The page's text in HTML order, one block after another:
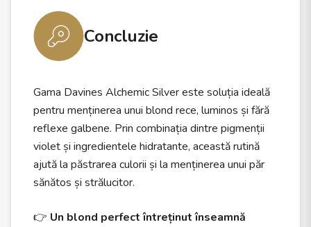
Concluzie
Gama Davines Alchemic Silver este soluția ideală
pentru menținerea unui blond rece, luminos și fără
reflexe galbene. Prin combinația dintre pigmenții
violet și ingredientele hidratante, această rutină
ajută la păstrarea culorii și la menținerea unui păr
sănătos și strălucitor.
👉 Un blond perfect întreținut înseamnă